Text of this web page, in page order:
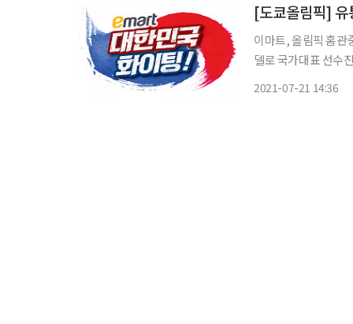
[도쿄올림픽]
이마트, 올림픽 홈관
델로 국가대표 선수
2021-07-21 14:36